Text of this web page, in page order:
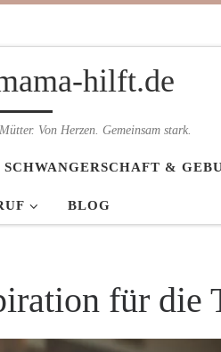
hilft.de
Von Herzen. Gemeinsam stark.
SCHWANGERSCHAFT &
BLOG
für die